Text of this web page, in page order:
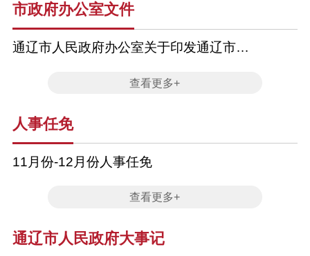
市政府办公室文件
通辽市人民政府办公室关于印发通辽市大
查看更多+
人事任免
11月份-12月份人事任免
查看更多+
通辽市人民政府大事记